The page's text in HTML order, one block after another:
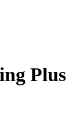
Plus